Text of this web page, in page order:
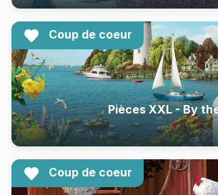
Coup de coeur
Pièces XXL - By
Coup de coeur